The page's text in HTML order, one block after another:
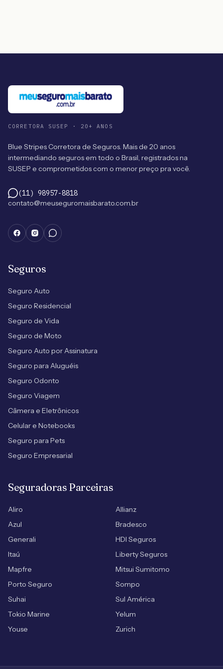
CORRETORA SUSEP · 20+ ANOS
Blue Stripes Corretora de Seguros. Mais de 20 anos
intermediando seguros em todo o Brasil, registrados na
SUSEP e comprometidos com o menor preço pra você.
(11) 98957-8818
contato@meuseguromaisbarato.com.br
Seguros
Seguro Auto
Seguro Residencial
Seguro de Vida
Seguro de Moto
Seguro Auto por Assinatura
Seguro para Aluguéis
Seguro Odonto
Seguro Viagem
Câmera e Eletrônicos
Celular e Notebooks
Seguro para Pets
Seguro Empresarial
Seguradoras Parceiras
Aliro
Allianz
Azul
Bradesco
Generali
HDI Seguros
Itaú
Liberty Seguros
Mapfre
Mitsui Sumitomo
Porto Seguro
Sompo
Suhai
Sul América
Tokio Marine
Yelum
Youse
Zurich